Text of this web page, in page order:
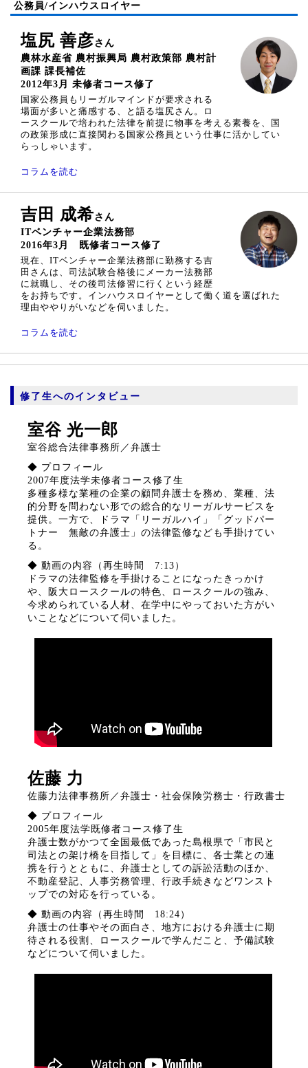
公務員/インハウスロイヤー
塩尻 善彦さん
農林水産省 農村振興局 農村政策部 農村計
画課 課長補佐
2012年3月 未修者コース修了
国家公務員もリーガルマインドが要求される
場面が多いと痛感する、と語る塩尻さん。ロ
ースクールで培われた法律を前提に物事を考える素養を、国
の政策形成に直接関わる国家公務員という仕事に活かしてい
らっしゃいます。
コラムを読む
吉田 成希さん
ITベンチャー企業法務部
2016年3月 既修者コース修了
現在、ITベンチャー企業法務部に勤務する吉
田さんは、司法試験合格後にメーカー法務部
に就職し、その後司法修習に行くという経歴
をお持ちです。インハウスロイヤーとして働く道を選ばれた
理由ややりがいなどを伺いました。
コラムを読む
修了生へのインタビュー
室谷 光一郎
室谷総合法律事務所／弁護士
◆ プロフィール
2007年度法学未修者コース修了生
多種多様な業種の企業の顧問弁護士を務め、業種、法
的分野を問わない形での総合的なリーガルサービスを
提供。一方で、ドラマ「リーガルハイ」「グッドパー
トナー 無敵の弁護士」の法律監修なども手掛けてい
る。
◆ 動画の内容（再生時間 7:13）
ドラマの法律監修を手掛けることになったきっかけ
や、阪大ロースクールの特色、ロースクールの強み、
今求められている人材、在学中にやっておいた方がい
いことなどについて伺いました。
佐藤 力
佐藤力法律事務所／弁護士・社会保険労務士・行政書士
◆ プロフィール
2005年度法学既修者コース修了生
弁護士数がかつて全国最低であった島根県で「市民と
司法との架け橋を目指して」を目標に、各士業との連
携を行うとともに、弁護士としての訴訟活動のほか、
不動産登記、人事労務管理、行政手続きなどワンスト
ップでの対応を行っている。
◆ 動画の内容（再生時間 18:24）
弁護士の仕事やその面白さ、地方における弁護士に期
待される役割、ロースクールで学んだこと、予備試験
などについて伺いました。